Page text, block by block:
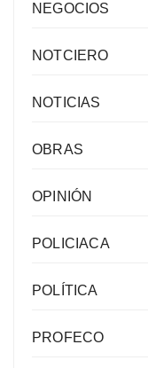
NEGOCIOS
NOTCIERO
NOTICIAS
OBRAS
OPINIÓN
POLICIACA
POLÍTICA
PROFECO